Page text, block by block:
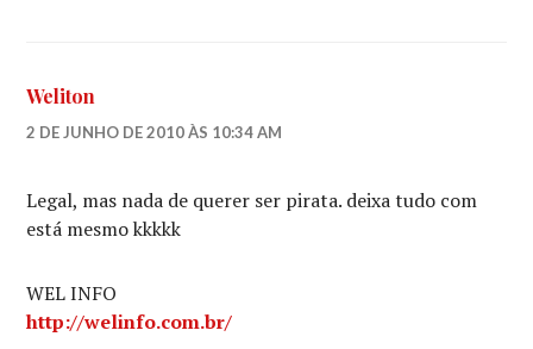
Weliton
2 DE JUNHO DE 2010 ÀS 10:34 AM
Legal, mas nada de querer ser pirata. deixa tudo com
está mesmo kkkkk
WEL INFO
http://welinfo.com.br/